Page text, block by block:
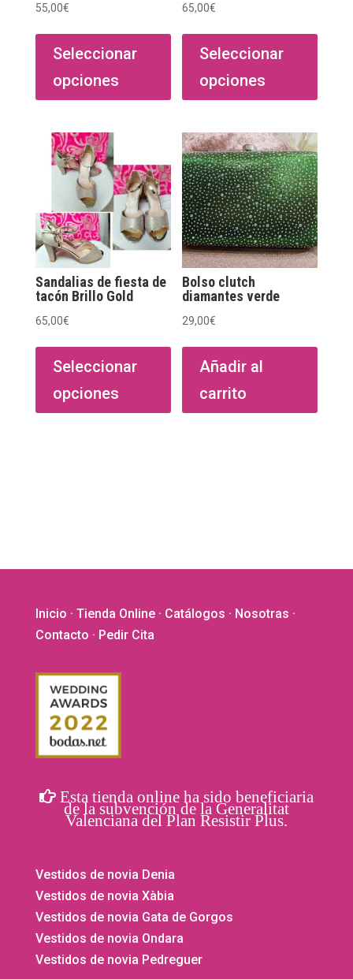
55,00€
Seleccionar
opciones
producto
múltiples
Las
opciones
se
pueden
elegir
en
la
página
de
producto
65,00€
Seleccionar
opciones
Las
se
elegir
en
la
Sandalias de fiesta de
tacón Brillo Gold
65,00€
Seleccionar
opciones
producto
múltiples
la
de
Bolso clutch
diamantes verde
29,00€
Añadir al
carrito
Inicio · Tienda Online· Catálogos · Nosotras ·
Contacto · Pedir Cita
Esta tienda online ha sido beneficiaria
de la subvención de la Generalitat
Valenciana del Plan Resistir Plus.
Vestidos de novia Denia
Vestidos de novia Xàbia
Vestidos de novia Gata de Gorgos
Vestidos de novia Ondara
Vestidos de novia Pedreguer